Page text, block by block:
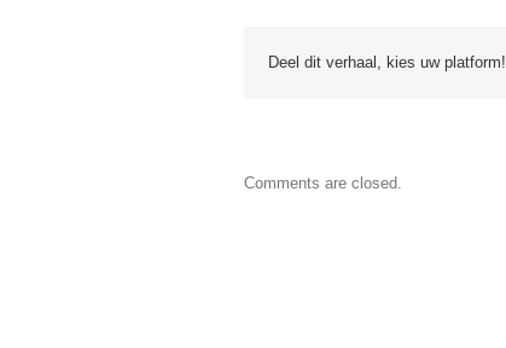
Deel dit verhaal, kies uw platform!
Comments are closed.